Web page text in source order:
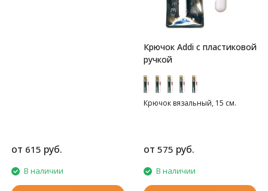
от 615 руб.
В наличии
Крючок Addi с пластиковой
ручкой
Крючок вязальный, 15 см.
от 575 руб.
В наличии